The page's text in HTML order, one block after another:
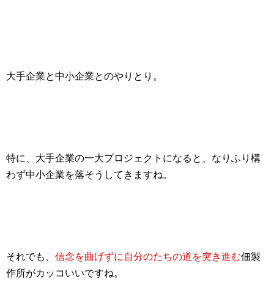
大手企業と中小企業とのやりとり。
特に、大手企業の一大プロジェクト になると、なりふり構
わず中小企業を落そうしてきますね。
それでも、 信念を曲げずに自分のたちの道を突き進む佃製
作所がカッコいいですね。